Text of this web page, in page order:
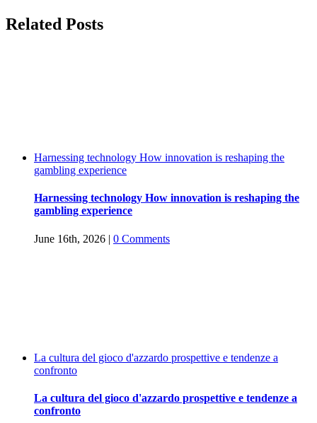
Facebook
Twitter
Reddit
LinkedIn
WhatsApp
Tumblr
Pinterest
Vk
Email
Related Posts
Harnessing technology How innovation is reshaping the
gambling experience
Harnessing technology How innovation is reshaping the
gambling experience
June 16th, 2026 | 0 Comments
La cultura del gioco d'azzardo prospettive e tendenze a
confronto
La cultura del gioco d'azzardo prospettive e tendenze a
confronto